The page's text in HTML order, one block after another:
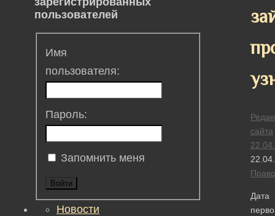
сайта
Дата
пользователей
Имя
пользователя:
Пароль:
Запомнить меня
Войти
Новости